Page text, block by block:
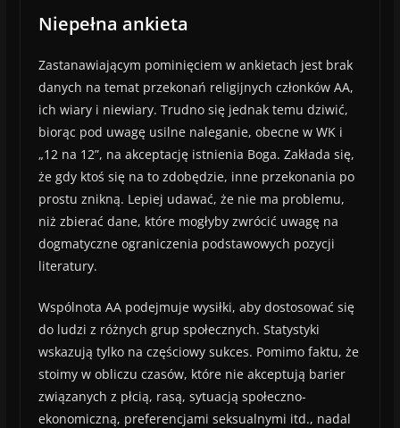
Niepełna ankieta
Zastanawiającym pominięciem w ankietach jest brak
danych na temat przekonań religijnych członków AA,
ich wiary i niewiary. Trudno się jednak temu dziwić,
biorąc pod uwagę usilne naleganie, obecne w WK i
„12 na 12”, na akceptację istnienia Boga. Zakłada się,
że gdy ktoś się na to zdobędzie, inne przekonania po
prostu znikną. Lepiej udawać, że nie ma problemu,
niż zbierać dane, które mogłyby zwrócić uwagę na
dogmatyczne ograniczenia podstawowych pozycji
literatury.
Wspólnota AA podejmuje wysiłki, aby dostosować się
do ludzi z różnych grup społecznych. Statystyki
wskazują tylko na częściowy sukces. Pomimo faktu, że
stoimy w obliczu czasów, które nie akceptują barier
związanych z płcią, rasą, sytuacją społeczno-
ekonomiczną, preferencjami seksualnymi itd., nadal